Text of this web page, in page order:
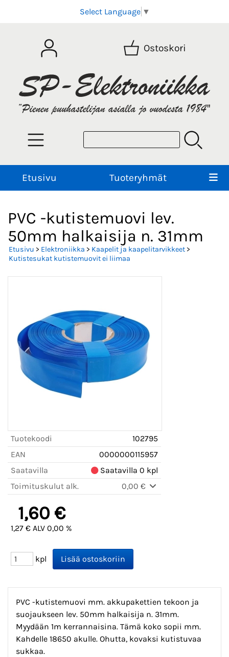
Select Language ▼
Ostoskori
Etusivu Tuoteryhmät
PVC -kutistemuovi lev.
50mm halkaisija n. 31mm
Etusivu > Elektroniikka > Kaapelit ja kaapelitarvikkeet>
Kutistesukat kutistemuovit ei liimaa
Tuotekoodi
102795
EAN
0000000115957
Saatavilla
Saatavilla 0 kpl
Toimituskulut alk.
0,00 €
1,60 €
1,27 € ALV 0,00 %
kpl
PVC -kutistemuovi mm. akkupakettien tekoon ja
suojaukseen lev. 50mm halkaisija n. 31mm.
Myydään 1m kerrannaisina. Tämä koko sopii mm.
Kahdelle 18650 akulle. Ohutta, kovaksi kutistuvaa
sukkaa.